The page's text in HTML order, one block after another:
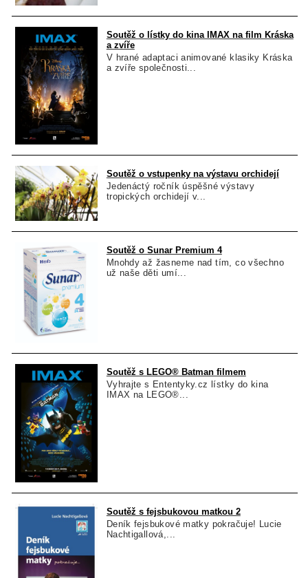
Soutěž o lístky do kina IMAX na film Kráska
a zvíře
V hrané adaptaci animované klasiky Kráska
a zvíře společnosti...
Soutěž o vstupenky na výstavu orchidejí
Jedenáctý ročník úspěšné výstavy
tropických orchidejí v...
Soutěž o Sunar Premium 4
Mnohdy až žasneme nad tím, co všechno
už naše děti umí...
Soutěž s LEGO® Batman filmem
Vyhrajte s Ententyky.cz lístky do kina
IMAX na LEGO®...
Soutěž s fejsbukovou matkou 2
Deník fejsbukové matky pokračuje! Lucie
Nachtigallová,...